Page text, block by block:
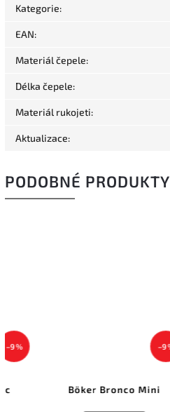
Kategorie:
EAN:
Materiál čepele:
Délka čepele:
Materiál rukojeti:
Aktualizace:
PODOBNÉ PRODUKTY
Böker Bronco Mini